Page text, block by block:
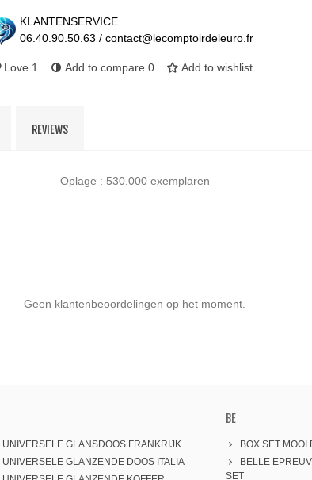
KLANTENSERVICE
06.40.90.50.63 / contact@lecomptoirdeleuro.fr
Love 1 Add to compare 0 Add to wishlist
REVIEWS
Oplage : 530.000 exemplaren
Geen klantenbeoordelingen op het moment.
UNIVERSELE GLANSDOOS FRANKRIJK
UNIVERSELE GLANZENDE DOOS ITALIA
BE
BOX SET
BELLE
SET